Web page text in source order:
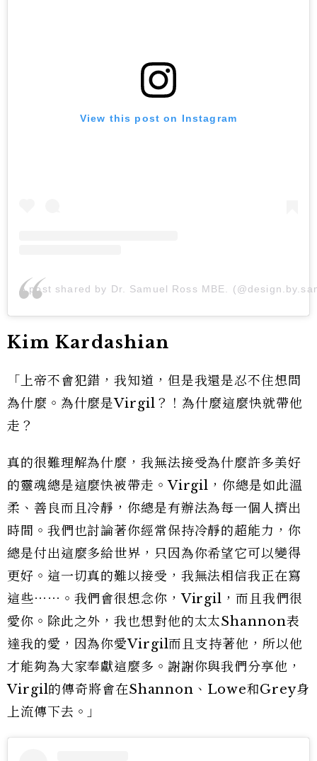
View this post on Instagram
A post shared by Dr. Samuel Ross MBE.
Kim Kardashian
「上帝不會犯錯，我知道，但是我還是忍不住想問
為什麼。為什麼是Virgil？！為什麼這麼快就帶他
走？
真的很難理解為什麼，我無法接受為什麼許多美好
的靈魂總是這麼快被帶走。Virgil，你總是如此溫
柔、善良而且冷靜，你總是有辦法為每一個人擠出
時間。我們也討論著你經常保持冷靜的超能力，你
總是付出這麼多給世界，只因為你希望它可以變得
更好。這一切真的難以接受，我無法相信我正在寫
這些⋯⋯。我們會很想念你，Virgil，而且我們很
愛你。除此之外，我也想對他的太太Shannon表
達我的愛，因為你愛Virgil而且支持著他，所以他
才能夠為大家奉獻這麼多。謝謝你與我們分享他，
Virgil的傳奇將會在Shannon、Lowe和Grey身
上流傳下去。」